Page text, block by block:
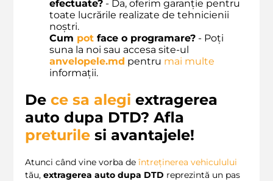
efectuate? - Da, oferim garanție pentru
toate lucrările realizate de tehnicienii
noștri.
Cum pot face o programare? - Poți
suna la noi sau accesa site-ul
anvelopele.md pentru mai multe
informații.
De ce sa alegi extragerea
auto dupa DTD? Afla
preturile si avantajele!
Atunci când vine vorba de întreținerea vehiculului
tău, extragerea auto dupa DTD reprezintă un pas